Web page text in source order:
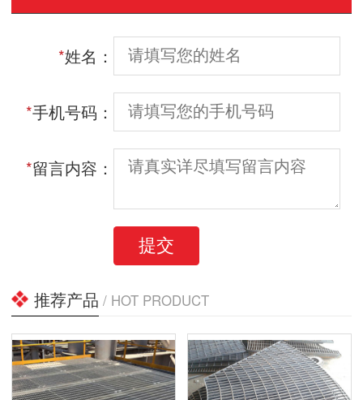
*姓名：
*手机号码：
*留言内容：
提交
推荐产品 / HOT PRODUCT